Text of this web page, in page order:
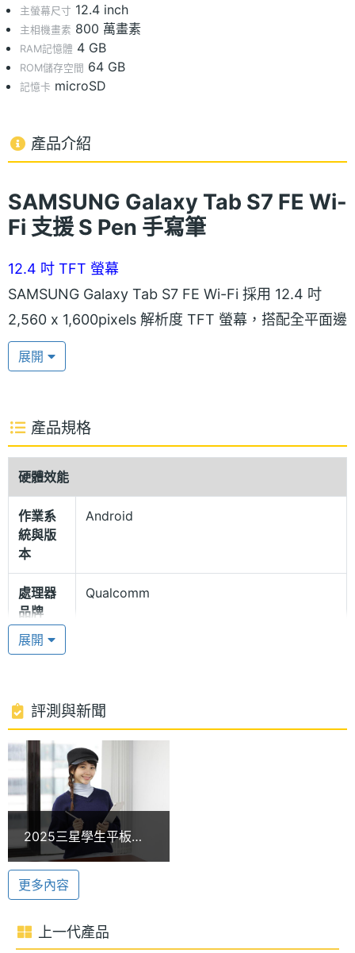
主螢幕尺寸 12.4 inch
主相機畫素 800 萬畫素
RAM記憶體 4 GB
ROM儲存空間 64 GB
記憶卡 microSD
產品介紹
SAMSUNG Galaxy Tab S7 FE Wi-
Fi 支援 S Pen 手寫筆
12.4 吋 TFT 螢幕
SAMSUNG Galaxy Tab S7 FE Wi-Fi 採用 12.4 吋
2,560 x 1,600pixels 解析度 TFT 螢幕，搭配全平面邊
框設計，螢幕上方設有 500 萬畫素鏡頭，能滿足視
訊、自拍等基本需求，對於遠端會議也很有幫助。支
AKG 立體雙喇叭
SAMSUNG Galaxy Tab S7 FE Wi-Fi 機身搭載 AKG
專業調校雙喇叭，支援 Dolby Atmos 全景聲音效技
術，設有 3 個麥克風，強化通話品質；後置 800 萬畫
素主相機。具備 Samsung DeX 無線多工應用，擁有
多重視窗功能，帶來便利的操作體驗。
45W 超級快充
SAMSUNG Galaxy Tab S7 FE Wi-Fi 運行 Android 11
2.2GHz + 1.8GHz 八核心處理器，內建 4GB RAM +
64GB ROM，支援 microSD 記憶卡擴充。內
建 10,090mAh 電池，擁有 45W 閃電快充 2.0，提供
長續航表現。
SAMSUNG Galaxy Tab S7 FE Wi-Fi 功能特色
◎ 12.4 吋 2,560 x 1,600pixels 解析度 TFT 觸控螢幕
展開
產品規格
硬體效能
作業系
統與版
本
Android
處理器
品牌
Qualcomm
處理器
處理器
時脈
2.2+1.8 GHz
處理器
核心數
8
圖形處
理器
Adreno 642L
RAM記
憶體
ROM儲
64 GB
展開
評測與新聞
2025三星學生平板推
薦！萬元預算的Tab
S6 Lite、Tab S7 FE與
Tab S9 FE超詳細購買
更多內容
上一代產品